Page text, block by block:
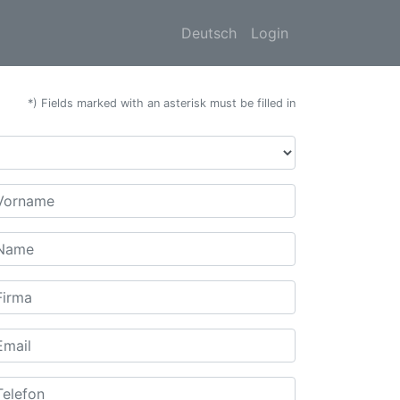
Deutsch Login
*) Fields marked with an asterisk must be filled in